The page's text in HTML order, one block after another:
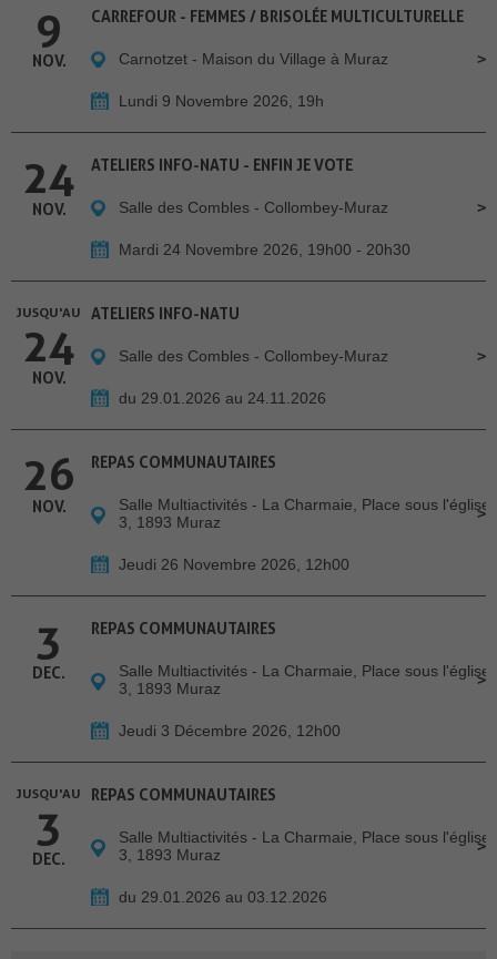
9
NOV.
CARREFOUR - FEMMES / BRISOLÉE MULTICULTURELLE
Carnotzet - Maison du Village à Muraz
Lundi 9 Novembre 2026, 19h
24
NOV.
ATELIERS INFO-NATU - ENFIN JE VOTE
Salle des Combles - Collombey-Muraz
Mardi 24 Novembre 2026, 19h00 - 20h30
JUSQU'AU
24
NOV.
ATELIERS INFO-NATU
Salle des Combles - Collombey-Muraz
du 29.01.2026 au 24.11.2026
26
NOV.
REPAS COMMUNAUTAIRES
Salle Multiactivités - La Charmaie, Place sous l'église
3, 1893 Muraz
Jeudi 26 Novembre 2026, 12h00
3
DEC.
REPAS COMMUNAUTAIRES
Salle Multiactivités - La Charmaie, Place sous l'église
3, 1893 Muraz
Jeudi 3 Décembre 2026, 12h00
JUSQU'AU
3
DEC.
REPAS COMMUNAUTAIRES
Salle Multiactivités - La Charmaie, Place sous l'église
3, 1893 Muraz
du 29.01.2026 au 03.12.2026